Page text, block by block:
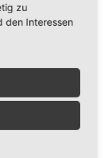
zu
den Interessen